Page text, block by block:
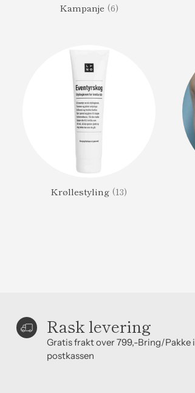
Kampanje (6)
Krøllestyling (13)
Rask levering
Gratis frakt over 799,-Bring/Pakke i
postkassen